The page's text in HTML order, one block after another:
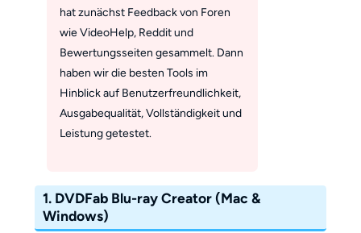
hat zunächst Feedback von Foren
wie VideoHelp, Reddit und
Bewertungsseiten gesammelt. Dann
haben wir die besten Tools im
Hinblick auf Benutzerfreundlichkeit,
Ausgabequalität, Vollständigkeit und
Leistung getestet.
1. DVDFab Blu-ray Creator (Mac &
Windows)